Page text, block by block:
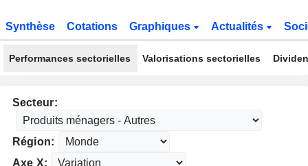
Synthèse Cotations Graphiques Actualités
Performances sectorielles Valorisations sectorielles
Secteur:
Région:
Axe X: